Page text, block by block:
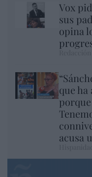
Vox
sus
opina
que ha
acusa